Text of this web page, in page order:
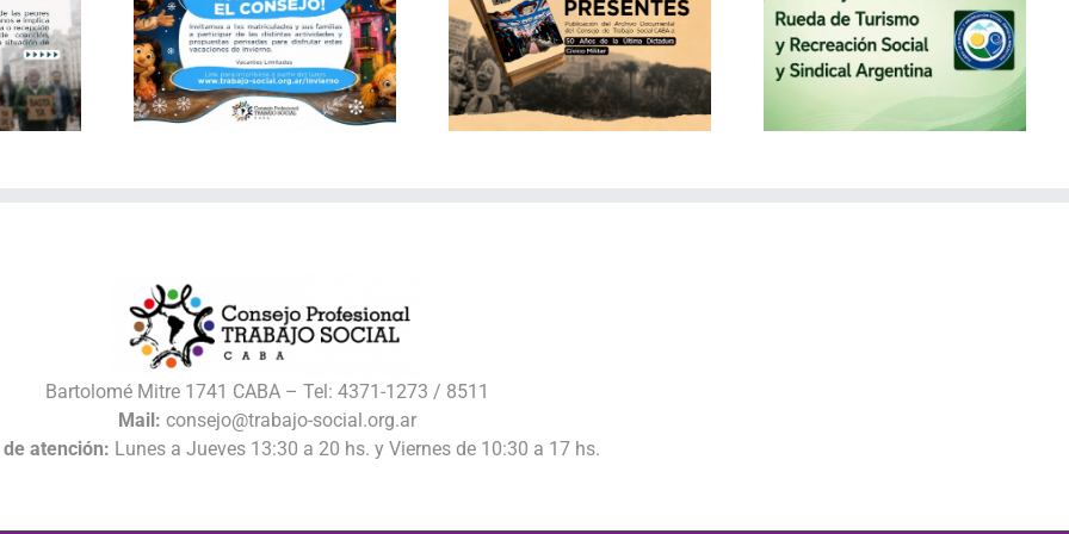
invierno
Publicación: Archivo
documental del Consejo
de Trabajo Social CABA
El Consejo se suma a la
Rueda de Turismo y
Recreación Social y
Sindical Argentina
Bartolomé Mitre 1741 CABA – Tel: 4371-1273 / 8511
Mail: consejo@trabajo-social.org.ar
atención: Lunes a Jueves 13:30 a 20 hs. y Viernes de 10:30 a 17 hs.